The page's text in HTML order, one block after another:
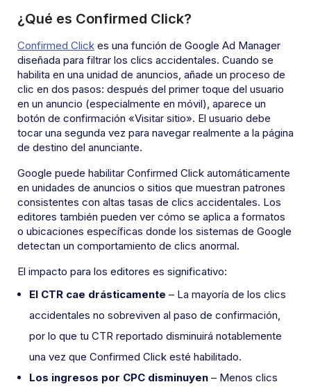
¿Qué es Confirmed Click?
Confirmed Click es una función de Google Ad Manager
diseñada para filtrar los clics accidentales. Cuando se
habilita en una unidad de anuncios, añade un proceso de
clic en dos pasos: después del primer toque del usuario
en un anuncio (especialmente en móvil), aparece un
botón de confirmación «Visitar sitio». El usuario debe
tocar una segunda vez para navegar realmente a la página
de destino del anunciante.
Google puede habilitar Confirmed Click automáticamente
en unidades de anuncios o sitios que muestran patrones
consistentes con altas tasas de clics accidentales. Los
editores también pueden ver cómo se aplica a formatos
o ubicaciones específicas donde los sistemas de Google
detectan un comportamiento de clics anormal.
El impacto para los editores es significativo:
El CTR cae drásticamente – La mayoría de los clics
accidentales no sobreviven al paso de confirmación,
por lo que tu CTR reportado disminuirá notablemente
una vez que Confirmed Click esté habilitado.
Los ingresos por CPC disminuyen – Menos clics